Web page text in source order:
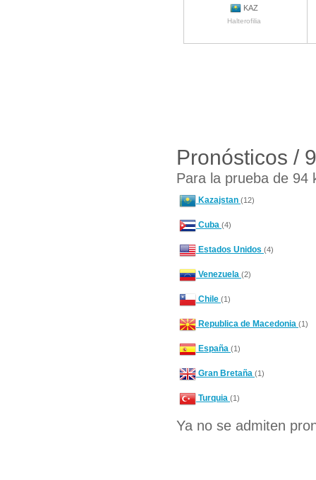
KAZ
Halterofilia
Pronósticos /
Para la prueba de 94
Kazajstan (12)
Cuba (4)
Estados Unidos (4)
Venezuela (2)
Chile (1)
Republica de Macedonia (1)
España (1)
Gran Bretaña (1)
Turquia (1)
Ya no se admiten